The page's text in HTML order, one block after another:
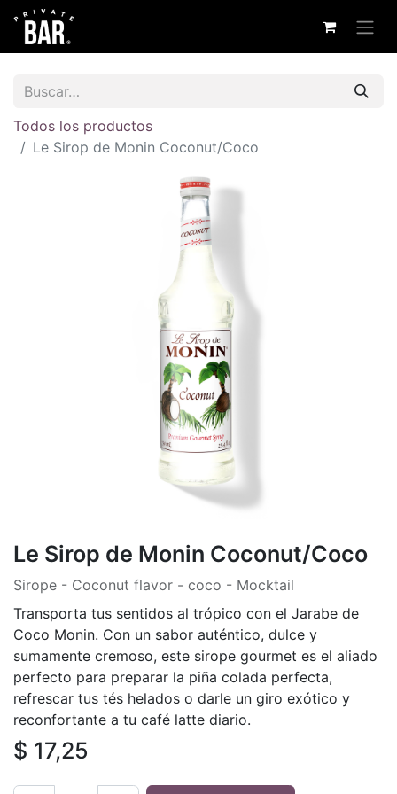
Todos los productos
Le Sirop de Monin Coconut/Coco
Le Sirop de Monin Coconut/Coco
Sirope - Coconut flavor - coco - Mocktail
Transporta tus sentidos al trópico con el Jarabe de
Coco Monin. Con un sabor auténtico, dulce y
sumamente cremoso, este sirope gourmet es el aliado
perfecto para preparar la piña colada perfecta,
refrescar tus tés helados o darle un giro exótico y
reconfortante a tu café latte diario.
$ 17,25